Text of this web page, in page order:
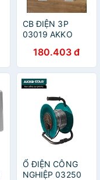
CB ĐIỆN 3P
03019 AKKO
CHÍNH HÃNG
180.403 đ
Ổ ĐIỆN CÔNG
NGHIỆP 03250